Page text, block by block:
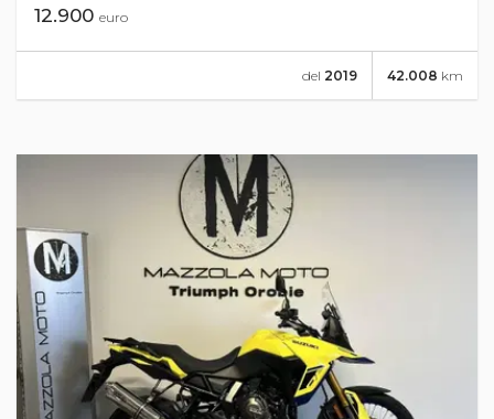
12.900 euro
42.008 km
del 2019